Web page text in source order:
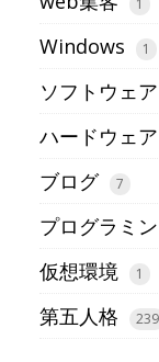
Windows 1
ソフトウェア
ハードウェア
ブログ 7
プログラミ
仮想環境 1
第五人格 239